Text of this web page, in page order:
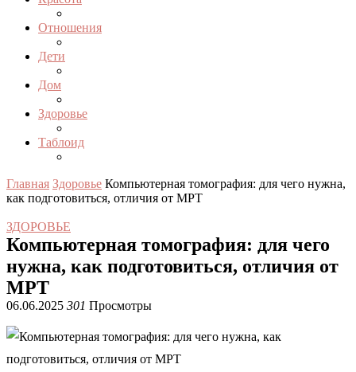
Отношения
Дети
Дом
Здоровье
Таблоид
Главная Здоровье Компьютерная томография: для чего нужна,
как подготовиться, отличия от МРТ
ЗДОРОВЬЕ
Компьютерная томография: для чего
нужна, как подготовиться, отличия от
МРТ
06.06.2025 301 Просмотры